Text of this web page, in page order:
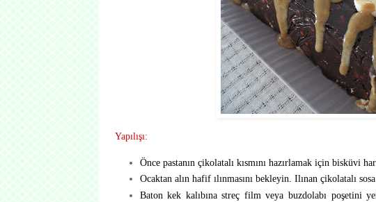
Yapılışı:
Önce pastanın çikolatalı kısmını hazırlamak için bisküvi
Ocaktan alın hafif ılınmasını bekleyin. Ilınan çikolatalı
Baton kek kalıbına streç film veya buzdolabı poşetini